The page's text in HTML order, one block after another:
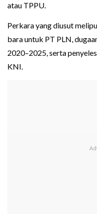
atau TPPU.
Perkara yang diusut
bara untuk PT PLN,
2020–2025, serta
KNI.